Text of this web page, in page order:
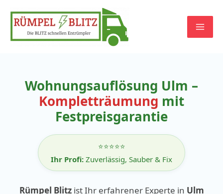
Inhalt
springen
Wohnungsauflösung Ulm –
Kompletträumung mit
Festpreisgarantie
⭐⭐⭐⭐⭐
Ihr Profi: Zuverlässig, Sauber & Fix
Rümpel Blitzist Ihr erfahrener Experte in Ulm